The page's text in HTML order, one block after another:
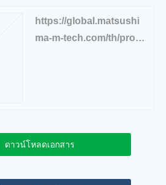
https://global.matsushi
ma-m-tech.com/th/produ
ดาวน์โหลดเอกสาร